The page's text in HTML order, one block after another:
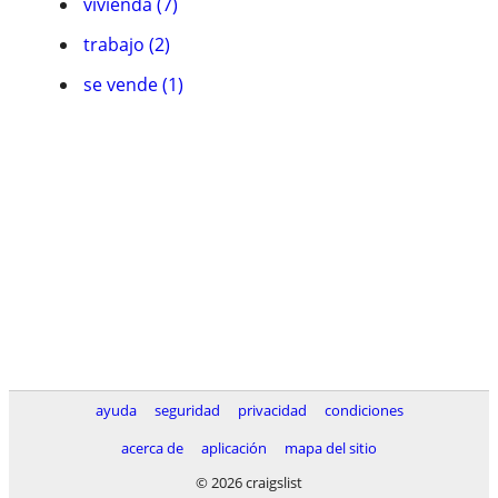
trabajo (2)
se vende (1)
ayuda seguridad privacidad
condiciones
acerca de
aplicación
mapa del sitio
© 2026 craigslist